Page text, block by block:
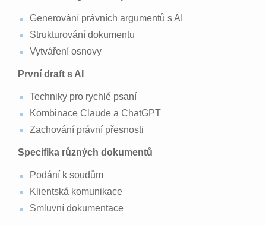
Generování právních argumentů s AI
Strukturování dokumentu
Vytváření osnovy
První draft s AI
Techniky pro rychlé psaní
Kombinace Claude a ChatGPT
Zachování právní přesnosti
Specifika různých dokumentů
Podání k soudům
Klientská komunikace
Smluvní dokumentace